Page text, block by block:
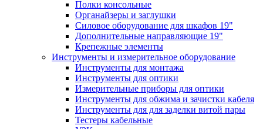
Полки консольные
Органайзеры и заглушки
Силовое оборудование для шкафов 19"
Дополнительные направляющие 19"
Крепежные элементы
Инструменты и измерительное оборудование
Инструменты для монтажа
Инструменты для оптики
Измерительные приборы для оптики
Инструменты для обжима и зачистки кабеля
Инструменты для для заделки витой пары
Тестеры кабельные